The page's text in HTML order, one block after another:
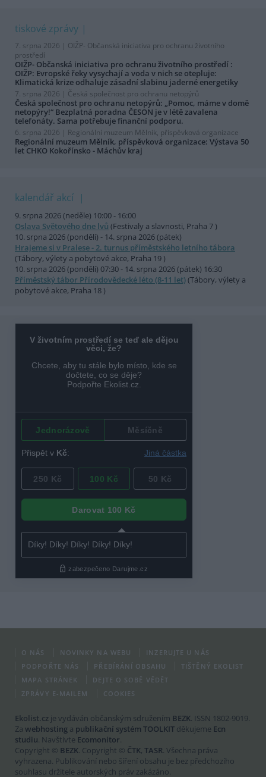
tiskové zprávy
7. srpna 2026 | OIŽP- Občanská iniciativa pro ochranu životního
prostředí
OIŽP- Občanská iniciativa pro ochranu životního prostředí :
OIŽP: Evropské řeky vysychají a voda v nich se otepluje:
Klimatická krize odhaluje zásadní slabinu jaderné energetiky
7. srpna 2026 | Česká společnost pro ochranu netopýrů
Česká společnost pro ochranu netopýrů: „Pomoc, máme v domě
netopýry!“ Bezplatná poradna ČESON je v létě zavalena
telefonáty. Sama potřebuje finanční podporu.
6. srpna 2026 | Regionální muzeum Mělník, příspěvková organizace
Regionální muzeum Mělník, příspěvková organizace: Výstava 50
let CHKO Kokořínsko - Máchův kraj
kalendář akcí
9. srpna 2026 (neděle) 10:00 - 16:00
Oslava Světového dne lvů (Festivaly a slavnosti, Praha 7 )
10. srpna 2026 (pondělí) - 14. srpna 2026 (pátek)
Hrajeme si v Pralese - 2. turnus příměstského letního tábora
(Tábory, výlety a pobytové akce, Praha 19 )
10. srpna 2026 (pondělí) 07:30 - 14. srpna 2026 (pátek) 16:30
Příměstský tábor Přírodovědecké léto (8-11 let)(Tábory, výlety a
pobytové akce, Praha 18 )
O NÁS NOVINKY NA WEBU
INZERUJTE U NÁS
PODPOŘTE NÁS
PŘEBÍRÁNÍ OBSAHU
TIŠTĚNÝ EKOLIST
MAPA STRÁNEK
DEJTE O SOBĚ VĚDĚT
ZPRÁVY E-MAILEM
COOKIES
Ekolist.cz je vydáván občanským sdružením BEZK. ISSN 1802-9019.
Za webhosting a publikační systém TOOLKIT děkujeme Ecn
studiu. Navštivte Ecomonitor.
Copyright © BEZK. Copyright © ČTK, TASR. Všechna práva
vyhrazena. Publikování nebo šíření obsahu je bez předchozího
souhlasu držitele autorských práv zakázáno.